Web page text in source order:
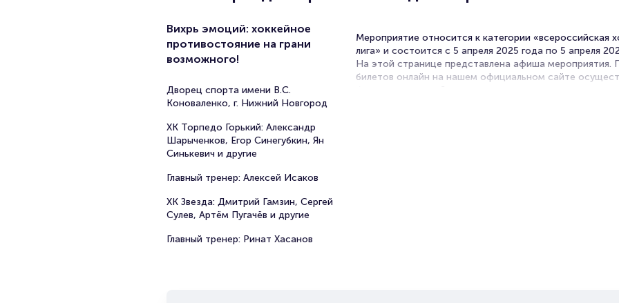
Вихрь эмоций: хоккейное
противостояние на грани
возможного!
Дворец спорта имени В.С.
Коноваленко, г. Нижний Новгород
ХК Торпедо Горький: Александр
Шарыченков, Егор Синегубкин, Ян
Синькевич и другие
Главный тренер: Алексей Исаков
ХК Звезда: Дмитрий Гамзин, Сергей
Сулев, Артём Пугачёв и другие
Главный тренер: Ринат Хасанов
Мероприятие относится к категории «всероссийская
лига» и состоится с 5 апреля 2025 года по 5 апреля
На этой странице представлена афиша мероприятия.
билетов онлайн на нашем официальном сайте